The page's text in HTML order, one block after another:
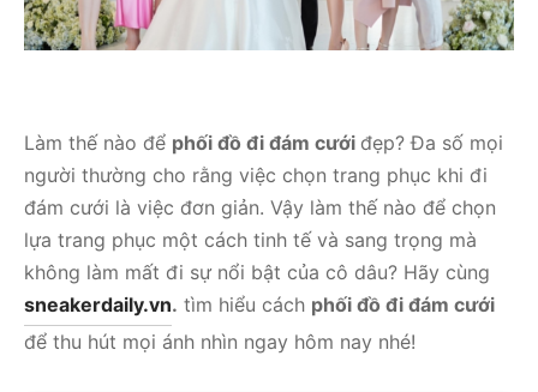
Làm thế nào để phối đồ đi đám cưới đẹp? Đa số mọi
người thường cho rằng việc chọn trang phục khi đi
đám cưới là việc đơn giản. Vậy làm thế nào để chọn
lựa trang phục một cách tinh tế và sang trọng mà
không làm mất đi sự nổi bật của cô dâu? Hãy cùng
sneakerdaily.vn. tìm hiểu cách phối đồ đi đám cưới
để thu hút mọi ánh nhìn ngay hôm nay nhé!